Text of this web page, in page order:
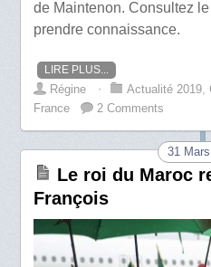
de Maintenon. Consultez
prendre connaissance.
LIRE PLUS...
Régine ⋅ Actualité 2019,
France
2 Comments
31
Le roi du Maroc
François